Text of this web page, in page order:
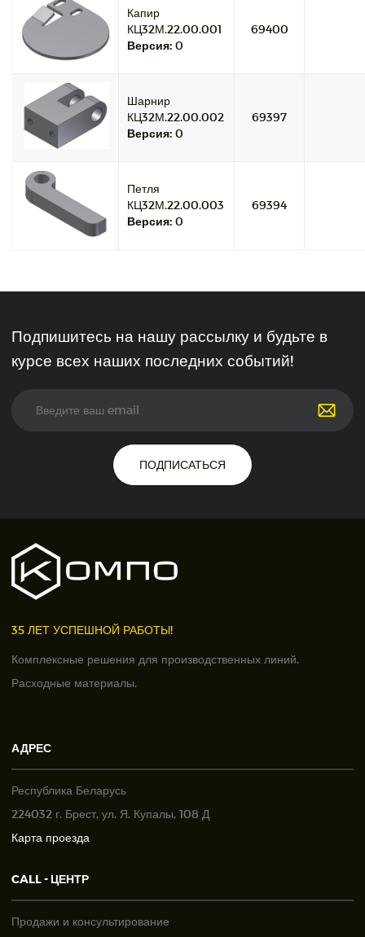
Капир
КЦ32М.22.00.001
Версия: 0
69400
Шарнир
КЦ32М.22.00.002
Версия: 0
69397
Петля
КЦ32М.22.00.003
Версия: 0
69394
Подпишитесь на нашу рассылку и будьте в
курсе всех наших последних событий!
ПОДПИСАТЬСЯ
35 ЛЕТ УСПЕШНОЙ РАБОТЫ!
Комплексные решения для производственных линий.
Расходные материалы.
АДРЕС
Республика Беларусь
224032 г. Брест, ул. Я. Купалы, 108 Д
Карта проезда
CALL - ЦЕНТР
Продажи и консультирование